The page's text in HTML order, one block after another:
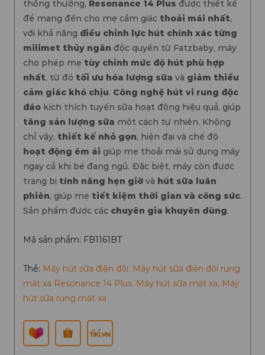
thông thường, Resonance 14 Plus được thiết kế
để mang đến cho mẹ cảm giác thoải mái nhất,
với khả năng điều chỉnh lực hút chính xác từng
milimet thủy ngân độc quyền từ Fatzbaby, máy
cho phép mẹ tùy chỉnh mức độ hút phù hợp
nhất, từ đó tối ưu hóa lượng sữa và giảm thiểu
cảm giác khó chịu. Công nghệ hút vi rung độc
đáo kích thích tuyến sữa hoạt động hiệu quả, giúp
tăng sản lượng sữa một cách tự nhiên. Không
chỉ vậy, thiết kế nhỏ gọn, hiện đại và chế độ
hoạt động êm ái giúp mẹ thoải mái sử dụng máy
ngay cả khi bé đang ngủ. Đặc biệt, máy còn được
trang bị tính năng hẹn giờ và hút sữa luân
phiên, giúp mẹ tiết kiệm thời gian và công sức.
Sản phẩm được các chuyên gia khuyên dùng.
Mã sản phẩm: FB1161BT
Thẻ: Máy hút sữa điện đôi, Máy hút sữa điện đôi rung
mát xa Resonance 14 Plus, Máy hút sữa mát xa, Máy
hút sữa rung mát xa